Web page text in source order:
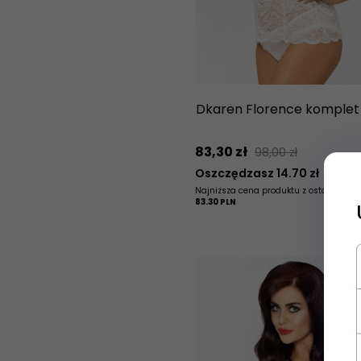
Dkaren Florence komplet
83,30 zł 98,00 zł
Oszczędzasz 14.70 zł
Najniższa cena produktu z ostatnich 30
83.30 PLN